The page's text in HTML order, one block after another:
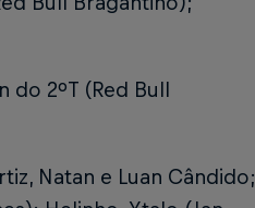
2ºT (Red Bull
Natan e Luan Cândido;